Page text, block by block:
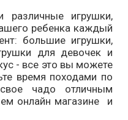
игрушки,
ребенка каждый
большие игрушки,
для девочек и
- все это вы можете
время походами по
чадо отличным
онлайн магазине и